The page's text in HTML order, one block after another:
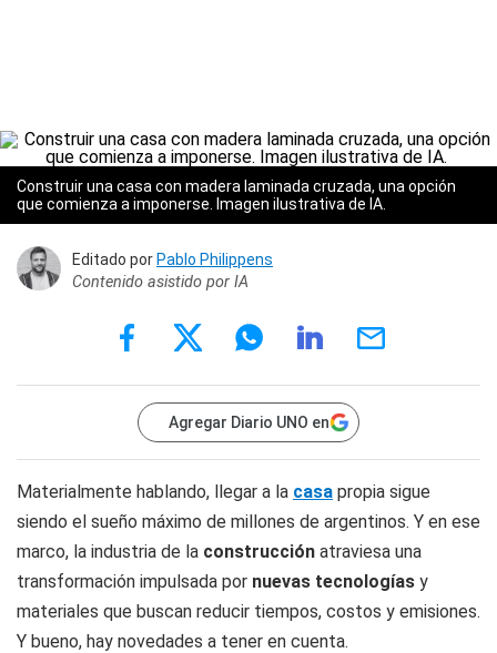
Construir una casa con madera laminada cruzada, una opción
que comienza a imponerse. Imagen ilustrativa de IA.
Editado porPablo Philippens
Contenido asistido por IA
Agregar Diario UNO en
Materialmente hablando, llegar a la casa propia sigue
siendo el sueño máximo de millones de argentinos. Y en ese
marco, la industria de la construcción atraviesa una
transformación impulsada por nuevas tecnologías y
materiales que buscan reducir tiempos, costos y emisiones.
Y bueno, hay novedades a tener en cuenta.